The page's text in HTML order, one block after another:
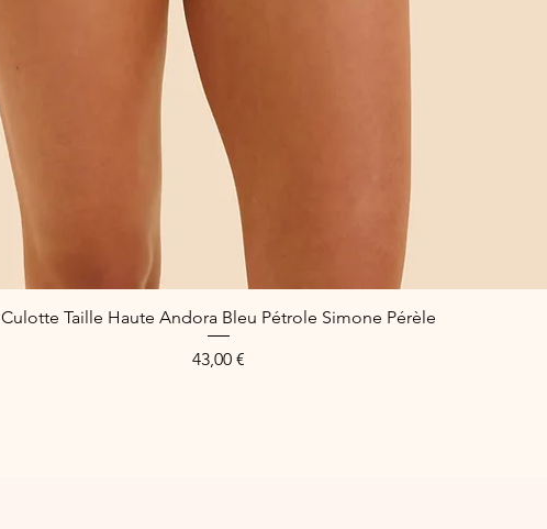
Schnellansicht
Culotte Taille Haute Andora Bleu Pétrole Simone Pérèle
Preis
43,00 €